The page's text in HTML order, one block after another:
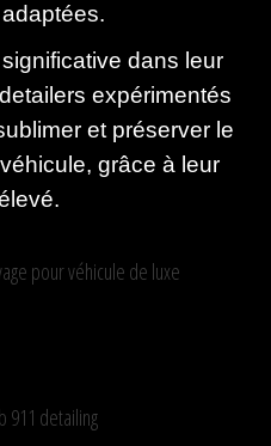
dans leur
expérimentés
et préserver le
grâce à leur